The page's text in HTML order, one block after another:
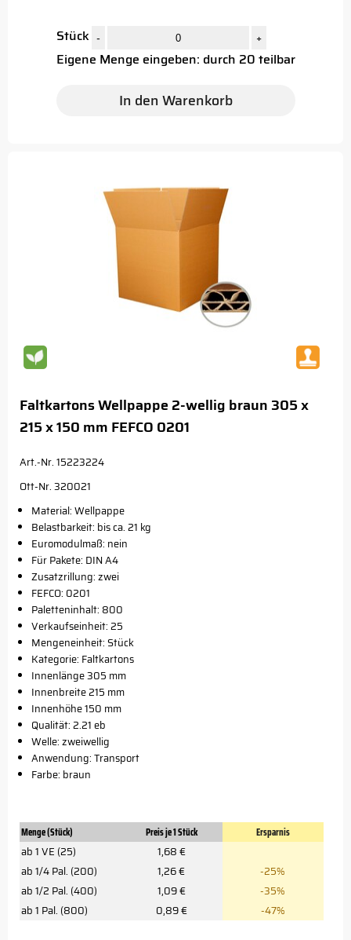
Stück - +
Eigene Menge eingeben: durch 20 teilbar
In den Warenkorb
Faltkartons Wellpappe 2-wellig braun 305 x
215 x 150 mm FEFCO 0201
Art.-Nr. 15223224
Ott-Nr. 320021
Material: Wellpappe
Belastbarkeit: bis ca. 21 kg
Euromodulmaß: nein
Für Pakete: DIN A4
Zusatzrillung: zwei
FEFCO: 0201
Paletteninhalt: 800
Verkaufseinheit: 25
Mengeneinheit: Stück
Kategorie: Faltkartons
Innenlänge 305 mm
Innenbreite 215 mm
Innenhöhe 150 mm
Qualität: 2.21 eb
Welle: zweiwellig
Anwendung: Transport
Farbe: braun
Menge (Stück) Preis je 1 Stück
Ersparnis
ab 1 VE (25)
1,68 €
ab 1/4 Pal. (200)
1,26 €
-25%
ab 1/2 Pal. (400)
1,09 €
-35%
ab 1 Pal. (800)
0,89 € -47%